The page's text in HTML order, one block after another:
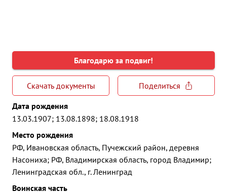
Благодарю за подвиг!
Скачать документы
Поделиться
Дата рождения
13.03.1907; 13.08.1898; 18.08.1918
Место рождения
РФ, Ивановская область, Пучежский район, деревня
Насониха; РФ, Владимирская область, город Владимир;
Ленинградская обл., г. Ленинград
Воинская часть